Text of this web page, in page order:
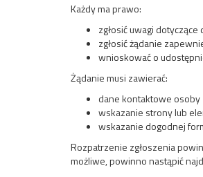
Każdy ma prawo:
zgłosić uwagi
zgłosić żądanie
wnioskować o
Żądanie musi zawierać:
dane kontaktowe osoby
wskazanie strony lub
wskazanie dogodnej
Rozpatrzenie zgłoszenia
możliwe, powinno nastąpić